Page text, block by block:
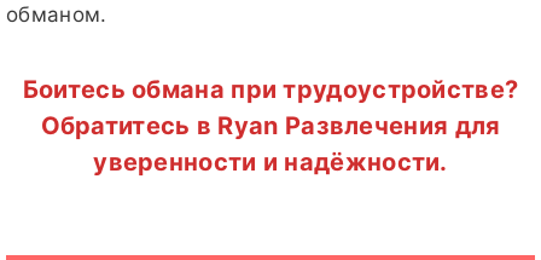
обманом.
Боитесь обмана при трудоустройстве?
Обратитесь в Ryan Развлечения для
уверенности и надёжности.